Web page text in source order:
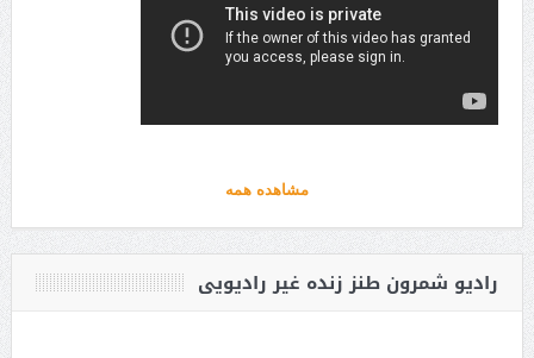
مشاهده همه
رادیو شمرون طنز زنده غیر رادیویی